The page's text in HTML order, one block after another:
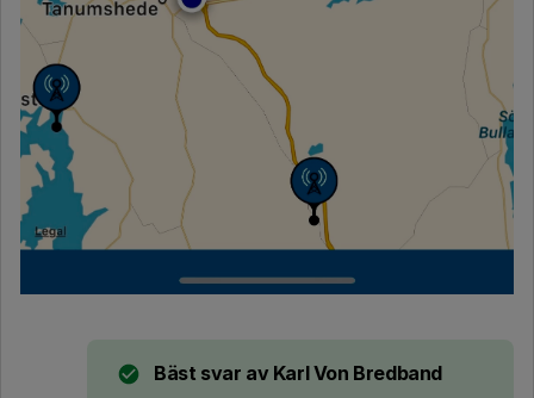
Bäst svar av Karl Von Bredband